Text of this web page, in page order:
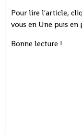
Pour lire l'article,
vous en Une puis
Bonne lecture !